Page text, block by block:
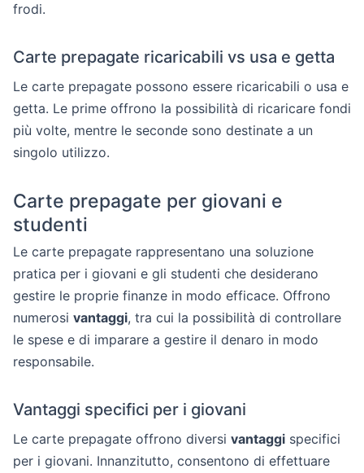
frodi.
Carte prepagate ricaricabili vs usa e getta
Le carte prepagate possono essere ricaricabili o usa e
getta. Le prime offrono la possibilità di ricaricare fondi
più volte, mentre le seconde sono destinate a un
singolo utilizzo.
Carte prepagate per giovani e
studenti
Le carte prepagate rappresentano una soluzione
pratica per i giovani e gli studenti che desiderano
gestire le proprie finanze in modo efficace. Offrono
numerosi vantaggi, tra cui la possibilità di controllare
le spese e di imparare a gestire il denaro in modo
responsabile.
Vantaggi specifici per i giovani
Le carte prepagate offrono diversi vantaggi specifici
per i giovani. Innanzitutto, consentono di effettuare